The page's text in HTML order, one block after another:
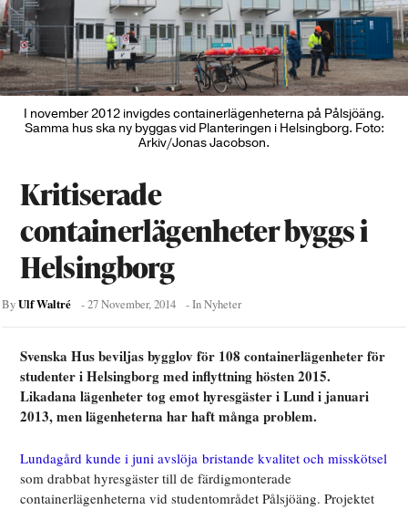
I november 2012 invigdes containerlägenheterna på Pålsjöäng.
Samma hus ska ny byggas vid Planteringen i Helsingborg. Foto:
Arkiv/Jonas Jacobson.
Kritiserade
containerlägenheter byggs i
Helsingborg
ByUlf Waltré -27 November, 2014 - InNyheter
Svenska Hus beviljas bygglov för 108 containerlägenheter för
studenter i Helsingborg med inflyttning hösten 2015.
Likadana lägenheter tog emot hyresgäster i Lund i januari
2013, men lägenheterna har haft många problem.
Lundagård kunde i juni avslöja bristande kvalitet och misskötsel
som drabbat hyresgäster till de färdigmonterade
containerlägenheterna vid studentområdet Pålsjöäng. Projektet